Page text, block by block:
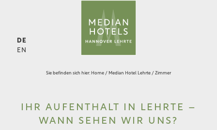
DE
EN
Sie befinden sich hier: Home / Median Hotel Lehrte / Zimmer
IHR AUFENTHALT IN LEHRTE –
WANN SEHEN WIR UNS?